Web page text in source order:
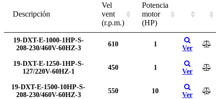
Descripción
Vel
vent
(r.p.m.)
Potencia
motor
(HP)
19-DXT-E-1000-1HP-S-
208-230/460V-60HZ-3
610 1
Ver
19-DXT-E-1250-1HP-S-
127/220V-60HZ-1
450 1
Ver
19-DXT-E-1500-10HP-S-
208-230/460V-60HZ-3
550 10
Ver